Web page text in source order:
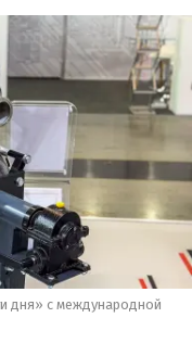
дня» с международной